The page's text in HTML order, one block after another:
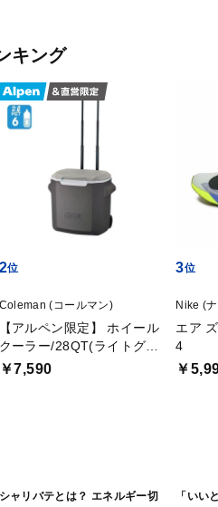
キング
2
Coleman (コールマン)
【アルペン限定】 ホイール
クーラー/28QT(ライトグレ
ー)
￥7,590
3
Nike (
エア
4
￥
シャリバテとは？ エネルギー切
「いい